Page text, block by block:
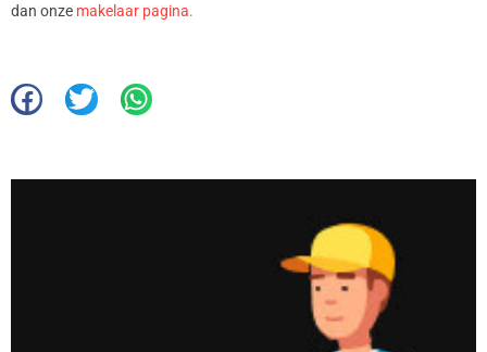
dan onze makelaar pagina.